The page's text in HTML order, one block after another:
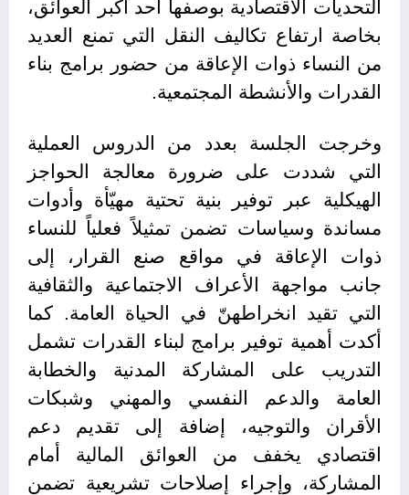
التحديات الاقتصادية بوصفها أحد أكبر العوائق،
بخاصة ارتفاع تكاليف النقل التي تمنع العديد
من النساء ذوات الإعاقة من حضور برامج بناء
القدرات والأنشطة المجتمعية.
وخرجت الجلسة بعدد من الدروس العملية
التي شددت على ضرورة معالجة الحواجز
الهيكلية عبر توفير بنية تحتية مهيّأة وأدوات
مساندة وسياسات تضمن تمثيلاً فعلياً للنساء
ذوات الإعاقة في مواقع صنع القرار، إلى
جانب مواجهة الأعراف الاجتماعية والثقافية
التي تقيد انخراطهنّ في الحياة العامة. كما
أكدت أهمية توفير برامج لبناء القدرات تشمل
التدريب على المشاركة المدنية والخطابة
العامة والدعم النفسي والمهني وشبكات
الأقران والتوجيه، إضافة إلى تقديم دعم
اقتصادي يخفف من العوائق المالية أمام
المشاركة، وإجراء إصلاحات تشريعية تضمن